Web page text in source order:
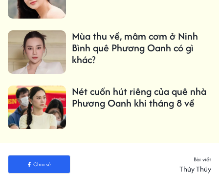
Mùa thu về, mâm cơm ở Ninh
Bình quê Phương Oanh có gì
khác?
Nét cuốn hút riêng của quê nhà
Phương Oanh khi tháng 8 về
Chia sẻ
Bài viết
Thúy Thúy